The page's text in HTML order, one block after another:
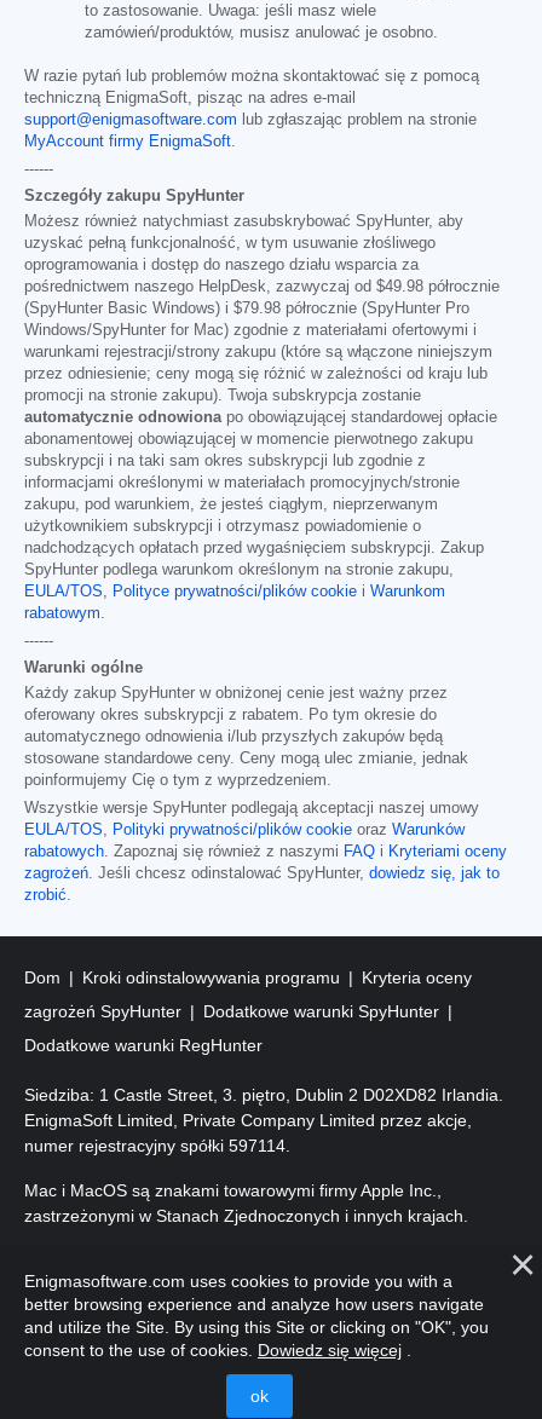
to zastosowanie. Uwaga: jeśli masz wiele
zamówień/produktów, musisz anulować je osobno.
W razie pytań lub problemów można skontaktować się z pomocą
techniczną EnigmaSoft, pisząc na adres e-mail
support@enigmasoftware.com lub zgłaszając problem na stronie
MyAccount firmy EnigmaSoft.
------
Szczegóły zakupu SpyHunter
Możesz również natychmiast zasubskrybować SpyHunter, aby
uzyskać pełną funkcjonalność, w tym usuwanie złośliwego
oprogramowania i dostęp do naszego działu wsparcia za
pośrednictwem naszego HelpDesk, zazwyczaj od $49.98 półrocznie
(SpyHunter Basic Windows) i $79.98 półrocznie (SpyHunter Pro
Windows/SpyHunter for Mac) zgodnie z materiałami ofertowymi i
warunkami rejestracji/strony zakupu (które są włączone niniejszym
przez odniesienie; ceny mogą się różnić w zależności od kraju lub
promocji na stronie zakupu). Twoja subskrypcja zostanie
automatycznie odnowionapo obowiązującej standardowej opłacie
abonamentowej obowiązującej w momencie pierwotnego zakupu
subskrypcji i na taki sam okres subskrypcji lub zgodnie z
informacjami określonymi w materiałach promocyjnych/stronie
zakupu, pod warunkiem, że jesteś ciągłym, nieprzerwanym
użytkownikiem subskrypcji i otrzymasz powiadomienie o
nadchodzących opłatach przed wygaśnięciem subskrypcji. Zakup
SpyHunter podlega warunkom określonym na stronie zakupu,
EULA/TOS, Polityce prywatności/plików cookie i Warunkom
rabatowym.
------
Warunki ogólne
Każdy zakup SpyHunter w obniżonej cenie jest ważny przez
oferowany okres subskrypcji z rabatem. Po tym okresie do
automatycznego odnowienia i/lub przyszłych zakupów będą
stosowane standardowe ceny. Ceny mogą ulec zmianie, jednak
poinformujemy Cię o tym z wyprzedzeniem.
Wszystkie wersje SpyHunter podlegają akceptacji naszej umowy
EULA/TOS, Polityki prywatności/plików cookie oraz Warunków
rabatowych. Zapoznaj się również z naszymi FAQ i Kryteriami oceny
zagrożeń. Jeśli chcesz odinstalować SpyHunter, dowiedz się, jak to
zrobić.
Dom Kroki odinstalowywania programu
Kryteria oceny
zagrożeń SpyHunter
Dodatkowe warunki SpyHunter
Dodatkowe warunki RegHunter
Siedziba: 1 Castle Street, 3. piętro, Dublin 2 D02XD82 Irlandia.
EnigmaSoft Limited, Private Company Limited przez akcje,
numer rejestracyjny spółki 597114.
Mac i MacOS są znakami towarowymi firmy Apple Inc.,
zastrzeżonymi w Stanach Zjednoczonych i innych krajach.
zastrzeżone.
Enigmasoftware.com uses cookies to provide you with a
better browsing experience and analyze how users navigate
and utilize the Site. By using this Site or clicking on "OK", you
consent to the use of cookies. Dowiedz się więcej